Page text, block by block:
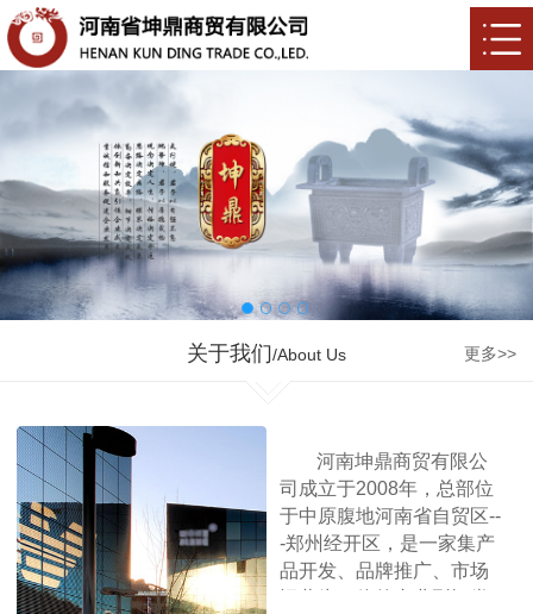
关于我们/About Us 更多>>
河南坤鼎商贸有限公
司成立于2008年，总部位
于中原腹地河南省自贸区--
-郑州经开区，是一家集产
品开发、品牌推广、市场